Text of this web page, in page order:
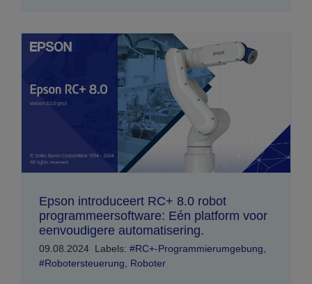
Epson introduceert RC+ 8.0 robot
programmeersoftware: Eén platform voor
eenvoudigere automatisering.
09.08.2024 Labels: #RC+-Programmierumgebung
#Robotersteuerung
Roboter